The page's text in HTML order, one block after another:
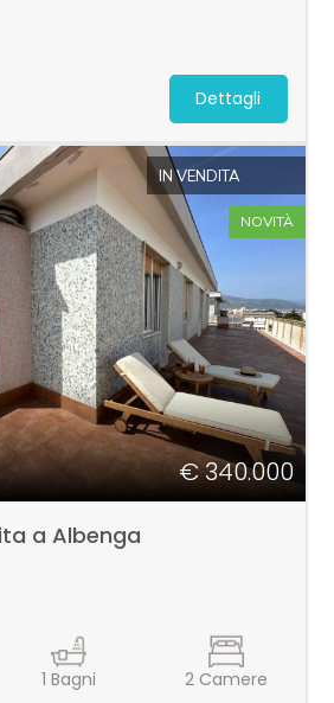
Dettagli
IN VENDITA
NOVITÀ
€ 340.000
a Albenga
1 Bagni 2 Camere